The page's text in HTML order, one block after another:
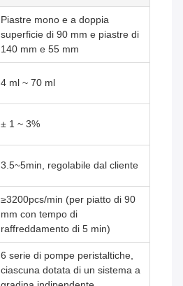
Piastre mono e a doppia
superficie di 90 mm e piastre di
140 mm e 55 mm
4 ml ~ 70 ml
± 1 ~ 3%
3.5~5min, regolabile dal cliente
≥3200pcs/min (per piatto di 90
mm con tempo di
raffreddamento di 5 min)
6 serie di pompe peristaltiche,
ciascuna dotata di un sistema a